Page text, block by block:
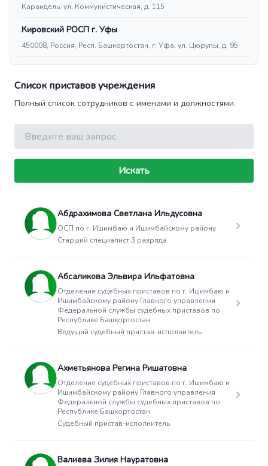
Караидель, ул. Коммунистическая, д. 115
Кировский РОСП г. Уфы
450008, Россия, Респ. Башкортостан, г. Уфа, ул. Цюрупы, д. 95
Список приставов учреждения
Полный список сотрудников с именами и должностями.
Поиск
Искать
Абдрахимова Светлана Ильдусовна
ОСП по г. Ишимбаю и Ишимбайскому району
Старший специалист 3 разряда
Абсаликова Эльвира Ильфатовна
Отделение судебных приставов по г. Ишимбаю и
Ишимбайскому району Главного управления
Федеральной службы судебных приставов по
Республике Башкортостан
Ведущий судебный пристав-исполнитель
Ахметьянова Регина Ришатовна
Отделение судебных приставов по г. Ишимбаю и
Ишимбайскому району Главного управления
Федеральной службы судебных приставов по
Республике Башкортостан
Судебный пристав-исполнитель
Валиева Зилия Науратовна